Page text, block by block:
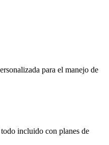
para el manejo de
incluido con planes de